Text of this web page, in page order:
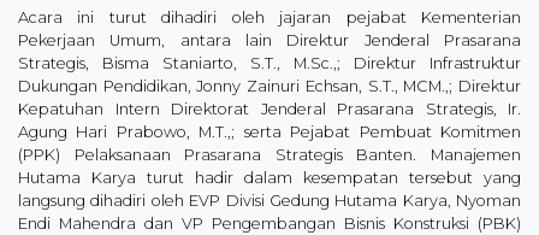
Acara ini turut dihadiri oleh jajaran pejabat Kementerian
Pekerjaan Umum, antara lain Direktur Jenderal Prasarana
Strategis, Bisma Staniarto, S.T., M.Sc.,; Direktur Infrastruktur
Dukungan Pendidikan, Jonny Zainuri Echsan, S.T., MCM.,; Direktur
Kepatuhan Intern Direktorat Jenderal Prasarana Strategis, Ir.
Agung Hari Prabowo, M.T.,; serta Pejabat Pembuat Komitmen
(PPK) Pelaksanaan Prasarana Strategis Banten. Manajemen
Hutama Karya turut hadir dalam kesempatan tersebut yang
langsung dihadiri oleh EVP Divisi Gedung Hutama Karya, Nyoman
Endi Mahendra dan VP Pengembangan Bisnis Konstruksi (PBK)